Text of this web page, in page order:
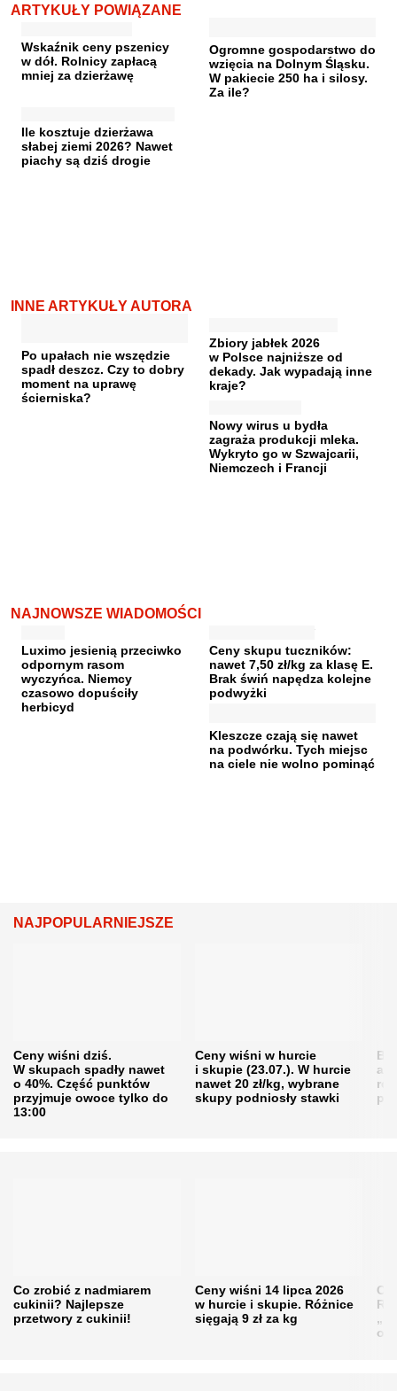
ARTYKUŁY POWIĄZANE
Wskaźnik ceny pszenicy
w dół. Rolnicy zapłacą
mniej za dzierżawę
Ogromne gospodarstwo do
wzięcia na Dolnym Śląsku.
W pakiecie 250 ha i silosy.
Za ile?
Ile kosztuje dzierżawa
słabej ziemi 2026? Nawet
piachy są dziś drogie
INNE ARTYKUŁY AUTORA
Po upałach nie wszędzie
spadł deszcz. Czy to dobry
moment na uprawę
ścierniska?
Zbiory jabłek 2026
w Polsce najniższe od
dekady. Jak wypadają inne
kraje?
Nowy wirus u bydła
zagraża produkcji mleka.
Wykryto go w Szwajcarii,
Niemczech i Francji
NAJNOWSZE WIADOMOŚCI
Luximo jesienią przeciwko
odpornym rasom
wyczyńca. Niemcy
czasowo dopuściły
herbicyd
Ceny skupu tuczników:
nawet 7,50 zł/kg za klasę E.
Brak świń napędza kolejne
podwyżki
Kleszcze czają się nawet
na podwórku. Tych miejsc
na ciele nie wolno pominąć
NAJPOPULARNIEJSZE
Ceny wiśni dziś.
W skupach spadły nawet
o 40%. Część punktów
przyjmuje owoce tylko do
13:00
Ceny wiśni w hurcie
i skupie (23.07.). W hurcie
nawet 20 zł/kg, wybrane
skupy podniosły stawki
Co zrobić z nadmiarem
cukinii? Najlepsze
przetwory z cukinii!
Ceny wiśni 14 lipca 2026
w hurcie i skupie. Różnice
sięgają 9 zł za kg